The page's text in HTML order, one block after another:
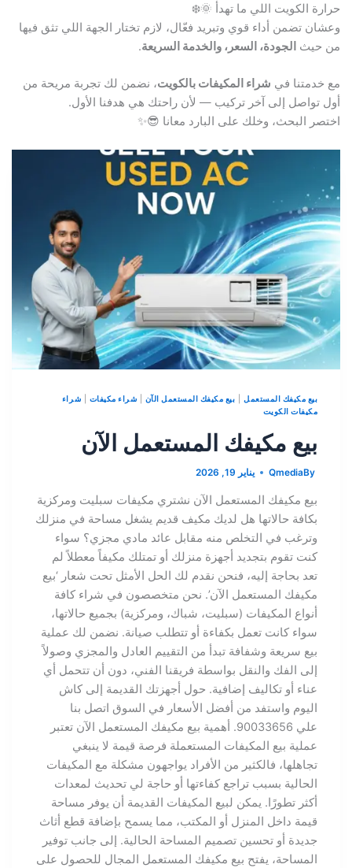
حرارة الكويت اللي ما تهدأ 🌞❄️
وعشان تضمن أداء قوي وتبريد فعّال، لازم تختار الجهة اللي تثق فيها
من حيث الجودة، السعر، والخدمة السريعة.
مع خدمتنا في شراء المكيفات بالكويت، نضمن لك تجربة مريحة من
أول تواصل إلى آخر تركيب — لأن راحتك هي هدفنا الأول.
اختصر البحث، وخلك على البارد معانا 😎✨
بيع مكيفك المستعمل| بيع مكيفك المستعمل الآن شراء مكيفات
شراء
مكيفات الكويت
بيع مكيفك المستعمل الآن
By
Qmedia يناير 19, 2026
بيع مكيفك المستعمل الآن نشتري مكيفات سبليت ومركزية
بكافة حالاتها هل لديك مكيف قديم يشغل مساحة في منزلك
وترغب في التخلص منه مقابل عائد مادي مجزي؟ سواء
كنت تقوم بتجديد أجهزة منزلك أو تمتلك مكيفاً معطلاً لم
تعد بحاجة إليه، فنحن نقدم لك الحل الأمثل تحت شعار ‘بيع
مكيفك المستعمل الآن’. نحن متخصصون في شراء كافة
أنواع المكيفات (سبليت، شباك، ومركزية) بجميع حالاتها،
سواء كانت تعمل بكفاءة أو تتطلب صيانة. نضمن لك عملية
بيع سريعة وشفافة تبدأ من التقييم العادل والمجزي وصولاً
إلى الفك والنقل بواسطة فريقنا الفني، دون أن تتحمل أي
عناء أو تكاليف إضافية. حول أجهزتك القديمة إلى كاش
اليوم واستفد من أفضل الأسعار في السوق اتصل بنا
علي 90033656. أهمية بيع مكيفك المستعمل الآن تعتبر
عملية بيع المكيفات المستعملة فرصة قيمة لا ينبغي
تجاهلها، فالكثير من الأفراد يواجهون مشكلة مع المكيفات
الحالية بسبب تراجع كفاءتها أو حاجة لي تحديث لمعدات
أكثر تطورًا. يمكن لبيع المكيفات القديمة أن يوفر مساحة
قيمة داخل المنزل أو المكتب، مما يسمح بإضافة قطع أثاث
جديدة أو تحسين تصميم المساحة الحالية. إلى جانب توفير
المساحة، يفتح بيع مكيفك المستعمل المجال للحصول على